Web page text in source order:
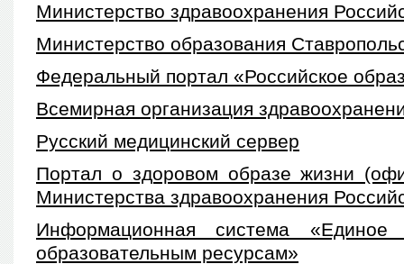
Министерство здравоохранения
Министерство образования
Федеральный портал «Российское
Всемирная организация
Русский медицинский сервер
Портал о здоровом образе жизни
Министерства здравоохранения
Информационная система
образовательным ресурсам»